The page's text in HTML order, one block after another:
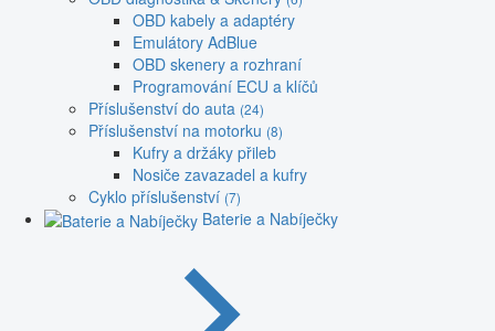
OBD kabely a adaptéry
Emulátory AdBlue
OBD skenery a rozhraní
Programování ECU a klíčů
Příslušenství do auta (24)
Příslušenství na motorku (8)
Kufry a držáky přileb
Nosiče zavazadel a kufry
Cyklo příslušenství (7)
Baterie a Nabíječky